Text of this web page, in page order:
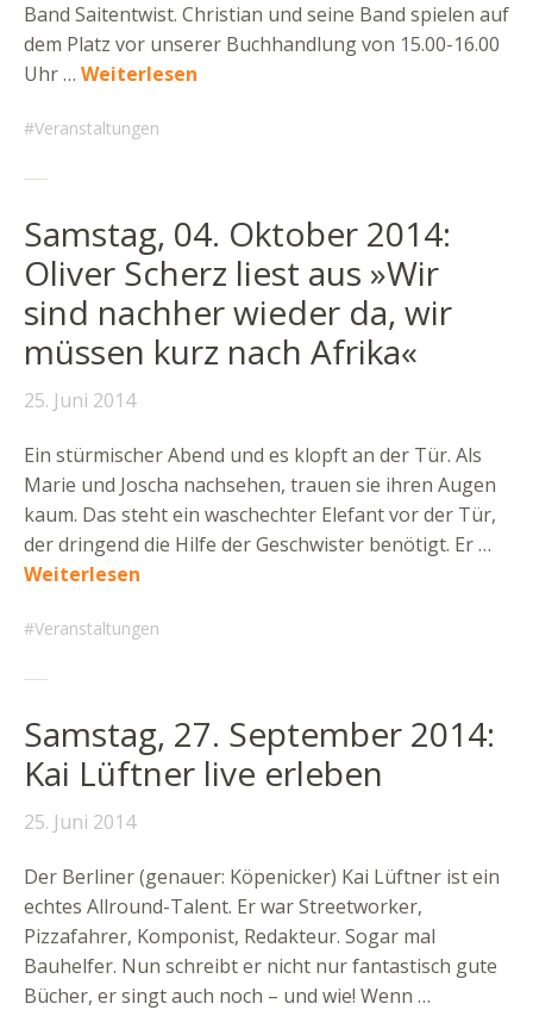
Band Saitentwist. Christian und seine Band spielen auf
dem Platz vor unserer Buchhandlung von 15.00-16.00
Uhr … Weiterlesen
Veranstaltungen
Samstag, 04. Oktober 2014:
Oliver Scherz liest aus »Wir
sind nachher wieder da, wir
müssen kurz nach Afrika«
25. Juni 2014
Ein stürmischer Abend und es klopft an der Tür. Als
Marie und Joscha nachsehen, trauen sie ihren Augen
kaum. Das steht ein waschechter Elefant vor der Tür,
der dringend die Hilfe der Geschwister benötigt. Er …
Weiterlesen
Veranstaltungen
Samstag, 27. September 2014:
Kai Lüftner live erleben
25. Juni 2014
Der Berliner (genauer: Köpenicker) Kai Lüftner ist ein
echtes Allround-Talent. Er war Streetworker,
Pizzafahrer, Komponist, Redakteur. Sogar mal
Bauhelfer. Nun schreibt er nicht nur fantastisch gute
Bücher, er singt auch noch – und wie! Wenn …